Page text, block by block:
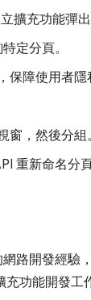
擴充功能彈出
定分頁。
保障使用者隱
窗，然後分組。
重新命名分
路開發經驗
充功能開發工